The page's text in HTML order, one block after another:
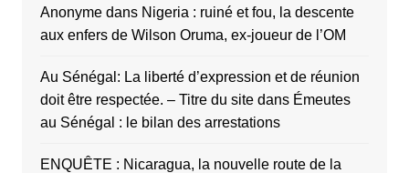
Anonymedans Nigeria : ruiné et fou, la descente
aux enfers de Wilson Oruma, ex-joueur de l’OM
Au Sénégal: La liberté d’expression et de réunion
doit être respectée. – Titre du sitedans Émeutes
au Sénégal : le bilan des arrestations
ENQUÊTE : Nicaragua, la nouvelle route de la